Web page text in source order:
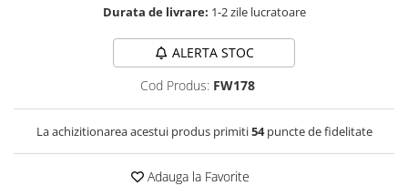
Durata de livrare: 1-2 zile lucratoare
ALERTA STOC
Cod Produs: FW178
La achizitionarea acestui produs primiti54puncte de fidelitate
Adauga la Favorite